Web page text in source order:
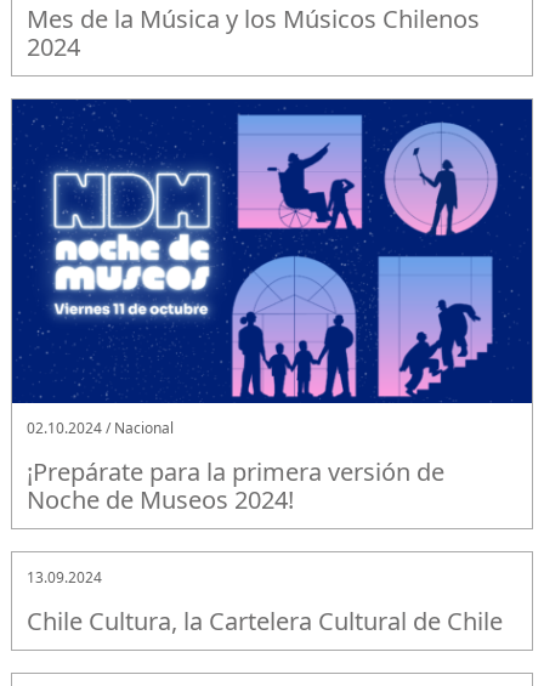
Mes de la Música y los Músicos Chilenos
2024
02.10.2024 / Nacional
¡Prepárate para la primera versión de
Noche de Museos 2024!
13.09.2024
Chile Cultura, la Cartelera Cultural de Chile